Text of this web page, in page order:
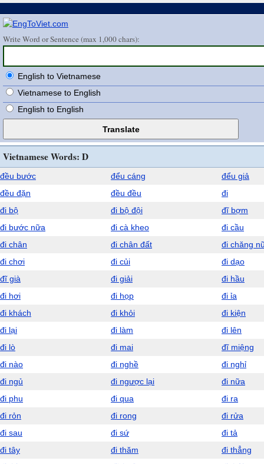
Write Word or Sentence (max 1,000 chars):
English to Vietnamese
Vietnamese to English
English to English
Vietnamese Words: D
đều bước đểu cáng
đểu giả
đều đặn
đều đều
đi
đi bộ
đi bộ đội
đĩ bợm
đi bước nữa
đi cà kheo
đi cầu
đi chân
đi chân đất
đi chăng
đi chơi
đi củi
đi dạo
đĩ già
đi giải
đi hầu
đi hơi
đi họp
đi ỉa
đi khách
đi khỏi
đi kiện
đi lại
đi làm
đi lên
đi lò
đi mai
đĩ miệng
đi nào
đi nghề
đi nghỉ
đi ngủ
đi ngược lại
đi nữa
đi phu
đi qua
đi ra
đi rỏn
đi rong
đi rửa
đi sau
đi sứ
đi tả
đi tây
đi thăm
đi thẳng